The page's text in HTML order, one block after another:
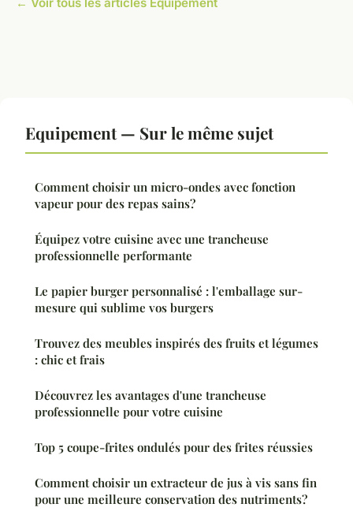
← Voir tous les articles Equipement
Equipement — Sur le même sujet
Comment choisir un micro-ondes avec fonction
vapeur pour des repas sains?
Équipez votre cuisine avec une trancheuse
professionnelle performante
Le papier burger personnalisé : l'emballage sur-
mesure qui sublime vos burgers
Trouvez des meubles inspirés des fruits et légumes
: chic et frais
Découvrez les avantages d'une trancheuse
professionnelle pour votre cuisine
Top 5 coupe-frites ondulés pour des frites réussies
Comment choisir un extracteur de jus à vis sans fin
pour une meilleure conservation des nutriments?